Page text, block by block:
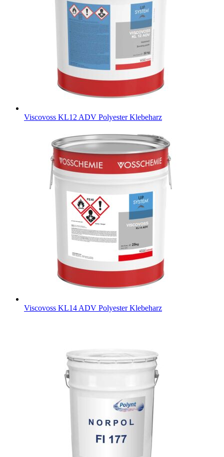
Viscovoss KL12 ADV Polyester Klebeharz
Viscovoss KL14 ADV Polyester Klebeharz